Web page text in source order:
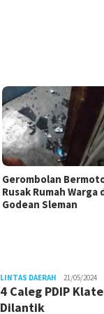
Gerombolan
Rusak Rumah Warga
Godean Sleman
LINTAS DAERAH Juno21/05/2024
4 Caleg PDIP
Dilantik